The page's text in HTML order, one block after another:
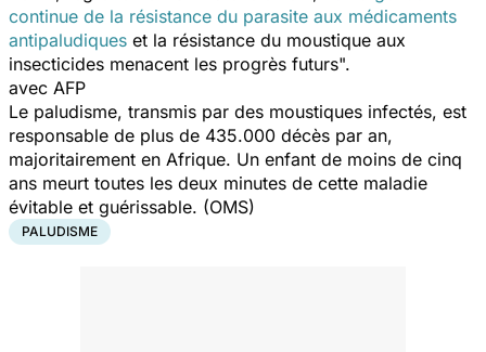
continue de la résistance du parasite aux médicaments
antipaludiques et la résistance du moustique aux
insecticides menacent les progrès futurs".
avec AFP
Le paludisme, transmis par des moustiques infectés, est
responsable de plus de 435.000 décès par an,
majoritairement en Afrique. Un enfant de moins de cinq
ans meurt toutes les deux minutes de cette maladie
évitable et guérissable. (OMS)
PALUDISME